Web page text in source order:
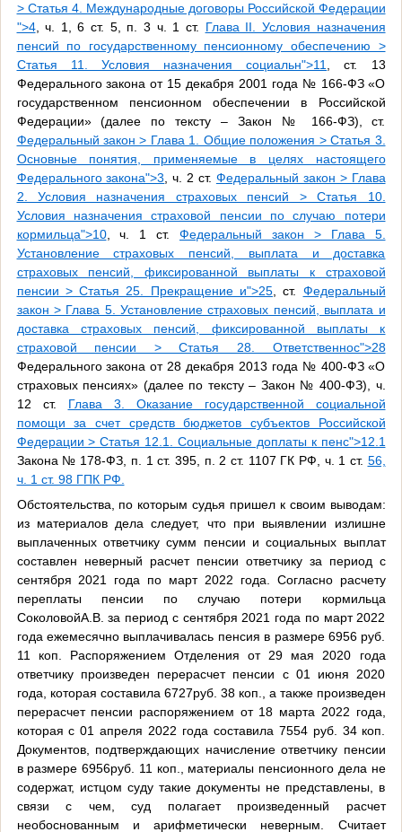
> Статья 4. Международные договоры Российской Федерации
">4, ч. 1, 6 ст. 5, п. 3 ч. 1 ст. Глава II. Условия назначения
пенсий по государственному пенсионному обеспечению >
Статья 11. Условия назначения социальн">11, ст. 13
Федерального закона от 15 декабря 2001 года № 166-ФЗ «О
государственном пенсионном обеспечении в Российской
Федерации» (далее по тексту – Закон № 166-ФЗ), ст.
Федеральный закон > Глава 1. Общие положения > Статья 3.
Основные понятия, применяемые в целях настоящего
Федерального закона">3, ч. 2 ст. Федеральный закон > Глава
2. Условия назначения страховых пенсий > Статья 10.
Условия назначения страховой пенсии по случаю потери
кормильца">10, ч. 1 ст. Федеральный закон > Глава 5.
Установление страховых пенсий, выплата и доставка
страховых пенсий, фиксированной выплаты к страховой
пенсии > Статья 25. Прекращение и">25, ст. Федеральный
закон > Глава 5. Установление страховых пенсий, выплата и
доставка страховых пенсий, фиксированной выплаты к
страховой пенсии > Статья 28. Ответственнос">28
Федерального закона от 28 декабря 2013 года № 400-ФЗ «О
страховых пенсиях» (далее по тексту – Закон № 400-ФЗ), ч.
12 ст. Глава 3. Оказание государственной социальной
помощи за счет средств бюджетов субъектов Российской
Федерации > Статья 12.1. Социальные доплаты к пенс">12.1
Закона № 178-ФЗ, п. 1 ст. 395, п. 2 ст. 1107 ГК РФ, ч. 1 ст. 56,
ч. 1 ст. 98 ГПК РФ.
Обстоятельства, по которым судья пришел к своим выводам:
из материалов дела следует, что при выявлении излишне
выплаченных ответчику сумм пенсии и социальных выплат
составлен неверный расчет пенсии ответчику за период с
сентября 2021 года по март 2022 года. Согласно расчету
переплаты пенсии по случаю потери кормильца
СоколовойА.В. за период с сентября 2021 года по март 2022
года ежемесячно выплачивалась пенсия в размере 6956 руб.
11 коп. Распоряжением Отделения от 29 мая 2020 года
ответчику произведен перерасчет пенсии с 01 июня 2020
года, которая составила 6727руб. 38 коп., а также произведен
перерасчет пенсии распоряжением от 18 марта 2022 года,
которая с 01 апреля 2022 года составила 7554 руб. 34 коп.
Документов, подтверждающих начисление ответчику пенсии
в размере 6956руб. 11 коп., материалы пенсионного дела не
содержат, истцом суду такие документы не представлены, в
связи с чем, суд полагает произведенный расчет
необоснованным и арифметически неверным. Считает